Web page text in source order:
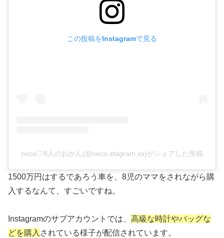
この投稿をInstagramで見る
neco♡8人のおかん(@neco.stagram.xx)がシェアした投稿
1500万円はするであろう車を、8児のママをされながら購
入するなんて、すごいですね。
Instagramのサブアカウントでは、 高級な時計やバッグな
どを購入 されている様子が配信されています。